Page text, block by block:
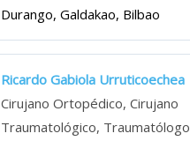
Durango, Galdakao, Bilbao
Ricardo Gabiola Urruticoechea
Cirujano Ortopédico, Cirujano
Traumatológico, Traumatólogo